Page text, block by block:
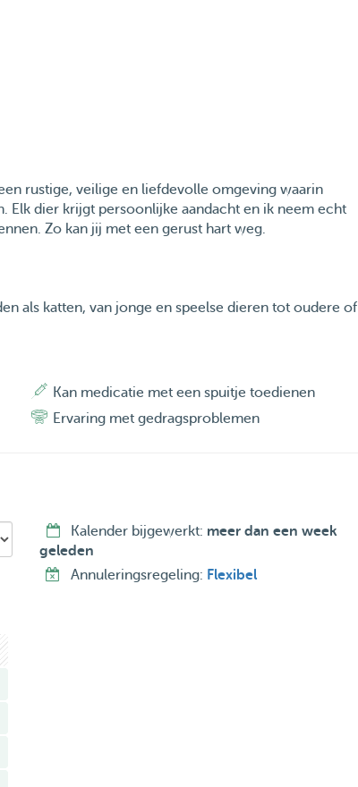
rustige, veilige en liefdevolle omgeving waarin
Elk dier krijgt persoonlijke aandacht en ik neem echt
Zo kan jij met een gerust hart weg.
als katten, van jonge en speelse dieren tot oudere of
weekend. Zowel korte oppasmomenten als langere
Kan medicatie met een spuitje toedienen
Ervaring met gedragsproblemen
Kalender bijgewerkt: meer dan een week
geleden
Annuleringsregeling: Flexibel